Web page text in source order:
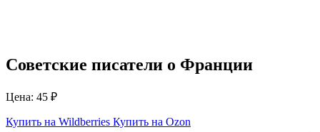
Советские писатели о Франции
Цена: 45 ₽
Купить на Wildberries Купить на Ozon